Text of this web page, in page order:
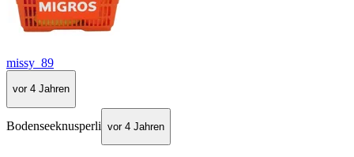
missy_89
vor 4 Jahren
Bodenseeknusperli vor 4 Jahren